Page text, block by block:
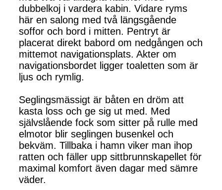
dubbelkoj i vardera kabin. Vidare ryms
här en salong med två längsgående
soffor och bord i mitten. Pentryt är
placerat direkt babord om nedgången och
mittemot navigationsplats. Akter om
navigationsbordet ligger toaletten som är
ljus och rymlig.
Seglingsmässigt är båten en dröm att
kasta loss och ge sig ut med. Med
självslående fock som sitter på rulle med
elmotor blir seglingen busenkel och
bekväm. Tillbaka i hamn viker man ihop
ratten och fäller upp sittbrunnskapellet för
maximal komfort även dagar med sämre
väder.